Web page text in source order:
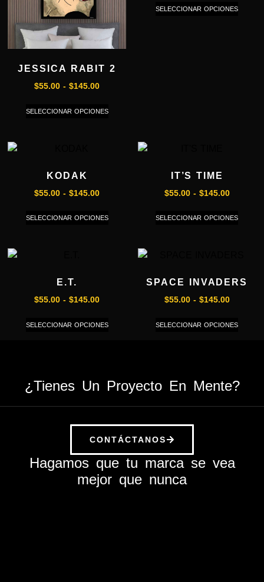
JESSICA RABIT 2
$55.00 - $145.00
SELECCIONAR OPCIONES
SELECCIONAR OPCIONES
KODAK
$55.00 - $145.00
SELECCIONAR OPCIONES
IT’S TIME
$55.00 - $145.00
SELECCIONAR OPCIONES
E.T.
$55.00 - $145.00
SELECCIONAR OPCIONES
SPACE INVADERS
$55.00 - $145.00
SELECCIONAR OPCIONES
¿Tienes Un Proyecto En Mente?
CONTÁCTANOS
Hagamos que tu marca se vea
mejor que nunca